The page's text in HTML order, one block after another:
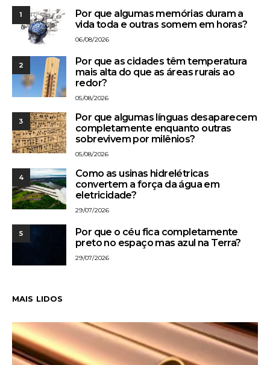
1
Por que algumas memórias duram a
vida toda e outras somem em horas?
06/08/2026
2
Por que as cidades têm temperatura
mais alta do que as áreas rurais ao
redor?
05/08/2026
3
Por que algumas línguas desaparecem
completamente enquanto outras
sobrevivem por milênios?
05/08/2026
4
Como as usinas hidrelétricas
convertem a força da água em
eletricidade?
29/07/2026
5
Por que o céu fica completamente
preto no espaço mas azul na Terra?
29/07/2026
MAIS LIDOS